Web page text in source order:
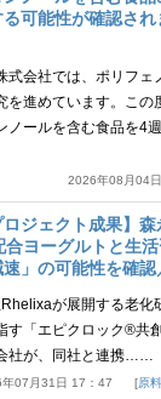
可能性が確認さ
式会社では、ポリフェ
を進めています。この
ノールを含む食品を4
2026年08月04
ロジェクト成果】
合ヨーグルトと生
速」の可能性を確
が展開する老化
す「エピクロック®共
社が、同社と連携……
07月31日 17：47 原料